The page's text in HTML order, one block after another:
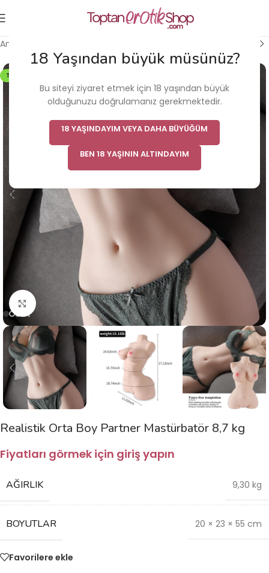
18 Yaşından büyük müsünüz?
Bu siteyi ziyaret etmek için 18 yaşından büyük
olduğunuzu doğrulamanız gerekmektedir.
18 YAŞINDAYIM VEYA DAHA BÜYÜĞÜM
BEN 18 YAŞININ ALTINDAYIM
Ana Sayfa
TÜKENDI
Büyütmek için tıklayın
Realistik Orta Boy Partner Mastürbatör 8,7 kg
Fiyatları görmek için giriş yapın
AĞIRLIK 9,30 kg
BOYUTLAR 20 × 23 × 55 cm
Favorilere ekle